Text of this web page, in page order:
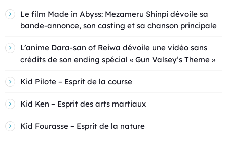
Le film Made in Abyss: Mezameru Shinpi dévoile sa
bande-annonce, son casting et sa chanson principale
L’anime Dara-san of Reiwa dévoile une vidéo sans
crédits de son ending spécial « Gun Valsey’s Theme »
Kid Pilote – Esprit de la course
Kid Ken – Esprit des arts martiaux
Kid Fourasse – Esprit de la nature